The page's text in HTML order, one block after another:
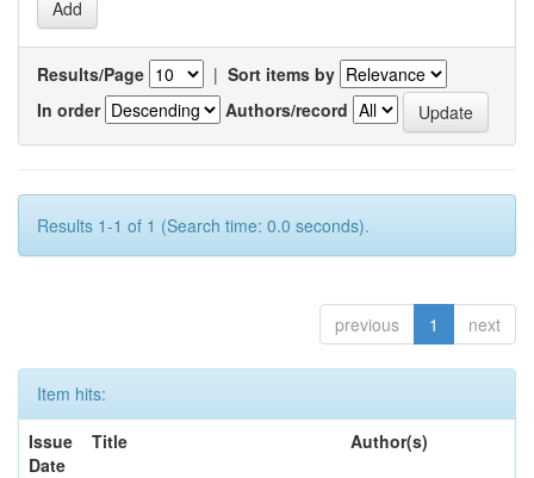
Results/Page | Sort items by
In order
Authors/record
Results 1-1 of 1 (Search time: 0.0 seconds).
previous 1 next
Item hits:
Issue
Date
Title Author(s)